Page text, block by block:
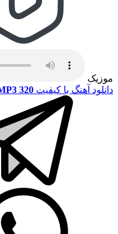
موزیک
دانلود آهنگ با کیفیت 320